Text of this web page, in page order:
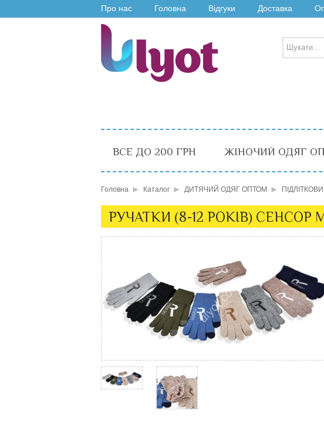
Про нас Головна Відгуки Доставка
ВСЕ ДО 200 ГРН ЖІНОЧИЙ ОДЯГ
Головна Каталог ДИТЯЧИЙ ОДЯГ ОПТОМ
РУЧАТКИ (8-12 РОКІВ) СЕНСОР